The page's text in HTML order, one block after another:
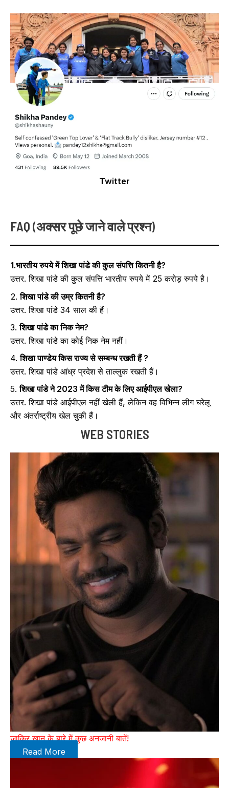
Twitter
FAQ (अक्सर पूछे जाने वाले प्रश्न)
1.भारतीय रुपये में शिखा पांडे की कुल संपत्ति कितनी है?
उत्तर. शिखा पांडे की कुल संपत्ति भारतीय रुपये में 25 करोड़ रुपये है।
2.शिखा पांडे की उम्र कितनी है?
उत्तर. शिखा पांडे 34 साल की हैं।
3.शिखा पांडे का निक नेम?
उत्तर. शिखा पांडे का कोई निक नेम नहीं।
4.शिखा पाण्डेय किस राज्य से सम्बन्ध रखती हैं ?
उत्तर. शिखा पांडे आंध्र प्रदेश से ताल्लुक रखती हैं।
5.शिखा पांडे ने 2023 में किस टीम के लिए आईपीएल खेला?
उत्तर. शिखा पांडे आईपीएल नहीं खेली हैं, लेकिन वह विभिन्न लीग घरेलू
और अंतर्राष्ट्रीय खेल चुकी हैं।
WEB STORIES
जाकिर खान के बारे में कुछ अनजानी बातें!
Read More